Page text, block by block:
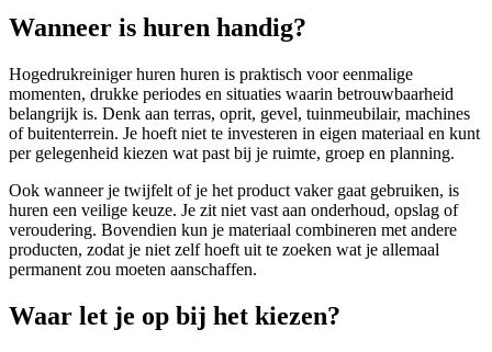
Wanneer is huren handig?
Hogedrukreiniger huren huren is praktisch voor eenmalige
momenten, drukke periodes en situaties waarin betrouwbaarheid
belangrijk is. Denk aan terras, oprit, gevel, tuinmeubilair, machines
of buitenterrein. Je hoeft niet te investeren in eigen materiaal en kunt
per gelegenheid kiezen wat past bij je ruimte, groep en planning.
Ook wanneer je twijfelt of je het product vaker gaat gebruiken, is
huren een veilige keuze. Je zit niet vast aan onderhoud, opslag of
veroudering. Bovendien kun je materiaal combineren met andere
producten, zodat je niet zelf hoeft uit te zoeken wat je allemaal
permanent zou moeten aanschaffen.
Waar let je op bij het kiezen?